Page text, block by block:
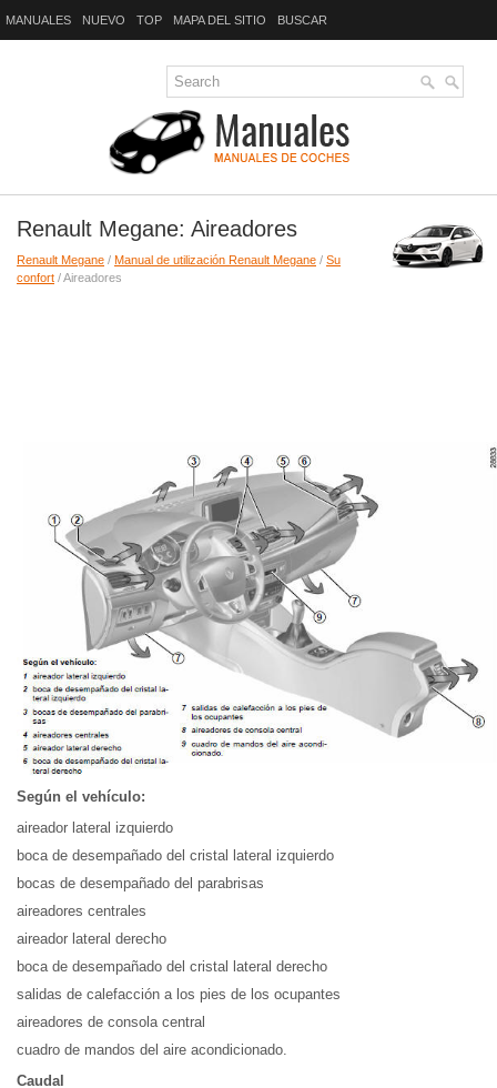
MANUALES NUEVO TOP MAPA DEL SITIO BUSCAR
Renault Megane: Aireadores
Renault Megane / Manual de utilización Renault Megane / Su
confort / Aireadores
Según el vehículo:
aireador lateral izquierdo
boca de desempañado del cristal lateral izquierdo
bocas de desempañado del parabrisas
aireadores centrales
aireador lateral derecho
boca de desempañado del cristal lateral derecho
salidas de calefacción a los pies de los ocupantes
aireadores de consola central
cuadro de mandos del aire acondicionado.
Caudal